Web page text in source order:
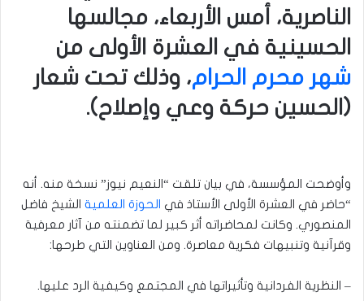
الناصرية، أمس الأربعاء، مجالسها
الحسينية في العشرة الأولى من
شهر محرم الحرام، وذلك تحت شعار
(الحسين حركة وعي وإصلاح).
وأوضحت المؤسسة، في بيان تلقت “النعيم نيوز” نسخة منه. أنه
“حاضر في العشرة الأولى الأستاذ في الحوزة العلمية الشيخ فاضل
المنصوري. وكانت لمحاضراته أثر كبير لما تضمنته من آثار معرفية
وقرآنية وتنبيهات فكرية معاصرة. ومن العناوين التي طرحها:
– النظرية الفردانية وتأثيراتها في المجتمع وكيفية الرد عليها.